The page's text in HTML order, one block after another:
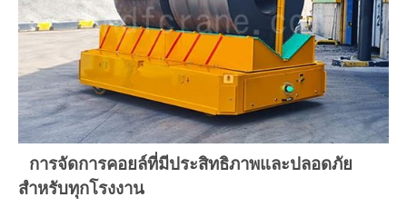
การจัดการคอยล์ที่มีประสิทธิภาพและปลอดภัย
สำหรับทุกโรงงาน